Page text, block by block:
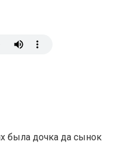
была дочка да сынок